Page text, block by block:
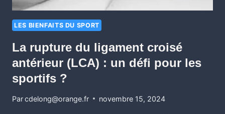
LES BIENFAITS DU SPORT
La rupture du ligament croisé
antérieur (LCA) : un défi pour les
sportifs ?
Parcdelong@orange.fr novembre 15, 2024